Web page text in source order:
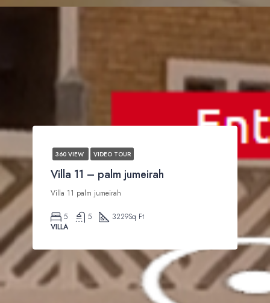
360 VIEW VIDEO TOUR
Villa 11 – palm jumeirah
Villa 11 palm jumeirah
5 5 3229Sq Ft
VILLA